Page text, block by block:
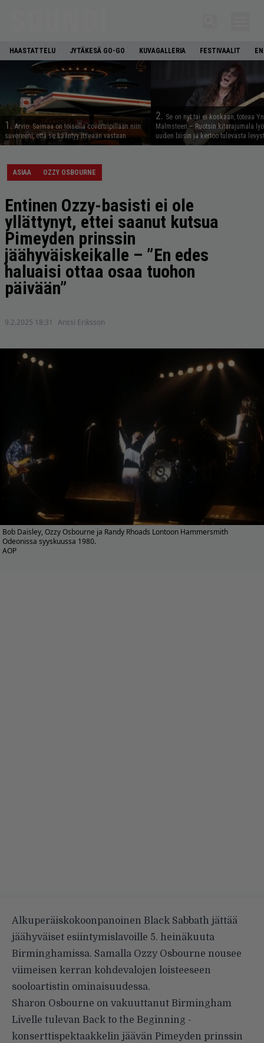
HAASTATTELU JYTÄKESÄ GO-GO KUVAGALLERIA FESTIVAALIT
1. Arvio: Saimaa on toisella covertripillään niin
suvereeni, että se kääntyy itseään vastaan
2. Se on nyt tai ei koskaan, toteaa
Malmsteen – Ruotsin kitarajumala
uuden biisin ja kertoo tulevasta
ASIAA OZZY OSBOURNE
Entinen Ozzy-basisti ei ole
yllättynyt, ettei saanut kutsua
Pimeyden prinssin
jäähyväiskeikalle – ”En edes
haluaisi ottaa osaa tuohon
päivään”
9.2.2025 18:31 Anssi Eriksson
Bob Daisley, Ozzy Osbourne ja Randy Rhoads Lontoon Hammersmith
Odeonissa syyskuussa 1980.
AOP
Alkuperäiskokoonpanoinen Black Sabbath jättää
jäähyväiset esiintymislavoille 5. heinäkuuta
Birminghamissa. Samalla Ozzy Osbourne nousee
viimeisen kerran kohdevalojen loisteeseen
sooloartistin ominaisuudessa.
Sharon Osbourne on vakuuttanut Birmingham
Livelle tulevan Back to the Beginning -
konserttispektaakkelin jäävän Pimeyden prinssin